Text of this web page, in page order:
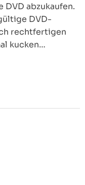
abzukaufen.
DVD-
rechtfertigen
kucken…